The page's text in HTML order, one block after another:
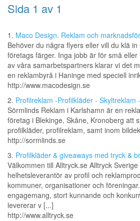
Sida 1 av 1
1. Maco Design. Reklam och
Behöver du några flyers eller vill du klä
företags färger. Inga jobb är för små
av våra samarbetspartners klarar vi det
en reklambyrå i Haninge med speciell
http://www.macodesign.se
2. Profilreklam -Profilkläder - Skyltreklam
Sörmlinds Reklam i Karlshamn är en
företag i Blekinge, Skåne, Kronoberg att
profilkläder, profilreklam, samt inom
http://sormlinds.se
3. Profilkläder & giveaways med tryck &
Välkommen till Alltryck.se Alltryck
helhetsleverantör av profil och
kommuner, organisationer och
engagemang, stort kunnande och
levererar v [...]
http://www.alltryck.se